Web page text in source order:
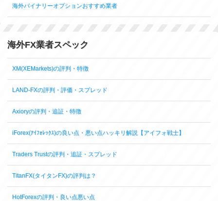
海外バイナリーオプションおすすめ業者
海外FX業者スペック
XM(XEMarkets)の評判・特徴
LAND-FXの評判・評価・スプレッド
Axioryの評判・追証・特徴
iForex(ｱｲﾌｫﾚｯｸｽ)の良い点・悪い点ハッキリ解説【アイフォ戦士】
Traders Trustの評判・追証・スプレッド
TitanFX(タイタンFX)の評判は？
HotForexの評判・良い点悪い点